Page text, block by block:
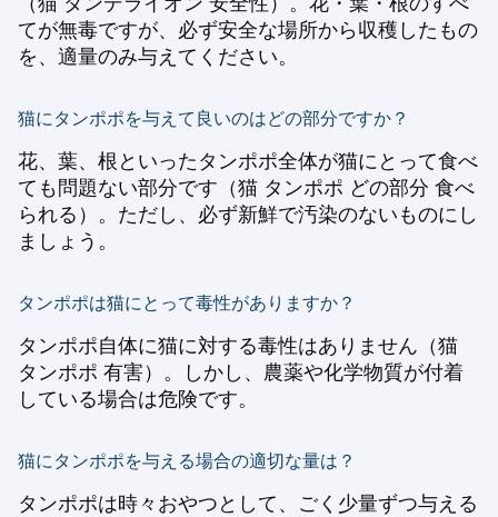
てが無毒ですが、必ず安全な場所から収穫したもの
を、適量のみ与えてください。
猫にタンポポを与えて良いのはどの部分ですか？
花、葉、根といったタンポポ全体が猫にとって食べ
ても問題ない部分です（猫 タンポポ どの部分 食べ
られる）。ただし、必ず新鮮で汚染のないものにし
ましょう。
タンポポは猫にとって毒性がありますか？
タンポポ自体に猫に対する毒性はありません（猫
タンポポ 有害）。しかし、農薬や化学物質が付着
している場合は危険です。
猫にタンポポを与える場合の適切な量は？
タンポポは時々おやつとして、ごく少量ずつ与える